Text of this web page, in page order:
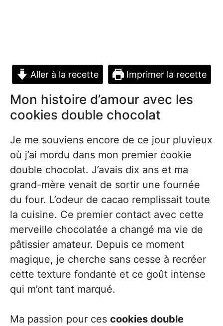
Aller à la recette Imprimer la recette
Mon histoire d’amour avec les
cookies double chocolat
Je me souviens encore de ce jour pluvieux
où j’ai mordu dans mon premier cookie
double chocolat. J’avais dix ans et ma
grand-mère venait de sortir une fournée
du four. L’odeur de cacao remplissait toute
la cuisine. Ce premier contact avec cette
merveille chocolatée a changé ma vie de
pâtissier amateur. Depuis ce moment
magique, je cherche sans cesse à recréer
cette texture fondante et ce goût intense
qui m’ont tant marqué.
Ma passion pour ces cookies double